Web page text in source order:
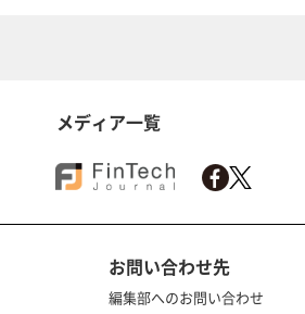
メディア一覧
お問い合わせ先
編集部へのお問い合わせ